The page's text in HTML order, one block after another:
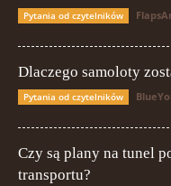
Pytania od czytelników
Dlaczego samoloty
Pytania od czytelników
Czy są plany na tunel
transportu?